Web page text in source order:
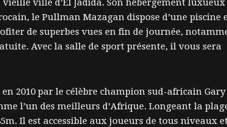
ville d’El Jadida. Son hébergement luxueux
le Pullman Mazagan dispose d’une piscine
de superbes vues en fin de journée,
Avec la salle de sport présente, il vous sera
2010 par le célèbre champion sud-africain Gary
l’un des meilleurs d’Afrique. Longeant la
Il est accessible aux joueurs de tous niveaux